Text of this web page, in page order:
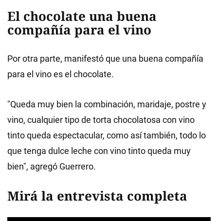
El chocolate una buena
compañía para el vino
Por otra parte, manifestó que una buena compañía
para el vino es el chocolate.
"Queda muy bien la combinación, maridaje, postre y
vino, cualquier tipo de torta chocolatosa con vino
tinto queda espectacular, como así también, todo lo
que tenga dulce leche con vino tinto queda muy
bien", agregó Guerrero.
Mirá la entrevista completa